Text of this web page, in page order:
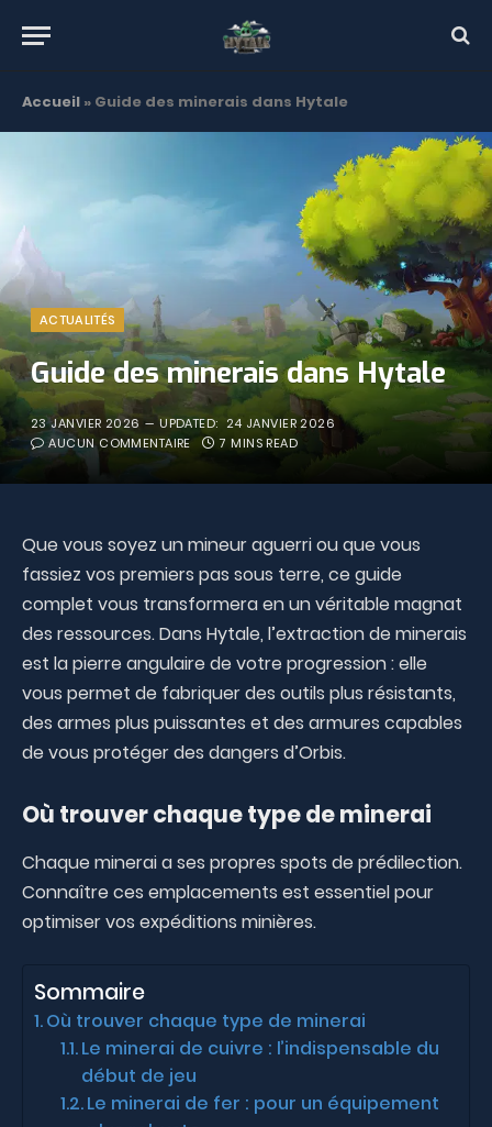
Accueil » Guide des minerais dans Hytale
ACTUALITÉS
Guide des minerais dans Hytale
23 JANVIER 2026 UPDATED: 24 JANVIER 2026
AUCUN COMMENTAIRE
7 MINS READ
Que vous soyez un mineur aguerri ou que vous
fassiez vos premiers pas sous terre, ce guide
complet vous transformera en un véritable magnat
des ressources. Dans Hytale, l’extraction de minerais
est la pierre angulaire de votre progression : elle
vous permet de fabriquer des outils plus résistants,
des armes plus puissantes et des armures capables
de vous protéger des dangers d’Orbis.
Où trouver chaque type de minerai
Chaque minerai a ses propres spots de prédilection.
Connaître ces emplacements est essentiel pour
optimiser vos expéditions minières.
Sommaire
Où trouver chaque type de minerai
Le minerai de cuivre : l’indispensable du
début de jeu
Le minerai de fer : pour un équipement